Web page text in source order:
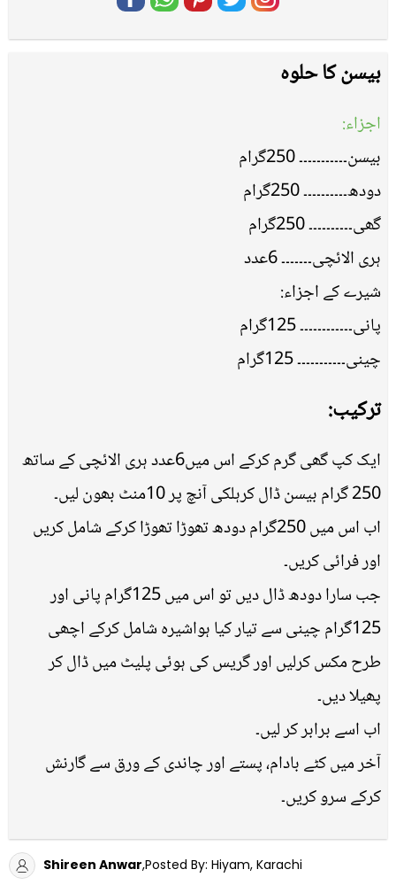
بیسن کا حلوہ
اجزاء:
بیسن۔۔۔۔۔۔۔۔۔۔۔ 250گرام
دودھ۔۔۔۔۔۔۔۔۔۔ 250گرام
گھی۔۔۔۔۔۔۔۔۔۔ 250گرام
ہری الائچی۔۔۔۔۔۔۔ 6عدد
شیرے کے اجزاء:
پانی۔۔۔۔۔۔۔۔۔۔۔۔ 125گرام
چینی۔۔۔۔۔۔۔۔۔۔۔ 125گرام
ترکیب:
ایک کپ گھی گرم کرکے اس میں6عدد ہری الائچی کے ساتھ
250 گرام بیسن ڈال کرہلکی آنچ پر 10منٹ بھون لیں۔
اب اس میں 250گرام دودھ تھوڑا تھوڑا کرکے شامل کریں
اور فرائی کریں۔
جب سارا دودھ ڈال دیں تو اس میں 125گرام پانی اور
125گرام چینی سے تیار کیا ہواشیرہ شامل کرکے اچھی
طرح مکس کرلیں اور گریس کی ہوئی پلیٹ میں ڈال کر
پھیلا دیں۔
اب اسے برابر کر لیں۔
آخر میں کٹے بادام، پستے اور چاندی کے ورق سے گارنش
کرکے سرو کریں۔
Shireen Anwar,Posted By: Hiyam, Karachi